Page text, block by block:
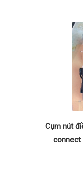
Cụm nút
connect